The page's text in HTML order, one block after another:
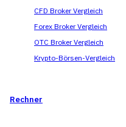
CFD Broker Vergleich
Forex Broker Vergleich
OTC Broker Vergleich
Krypto-Börsen-Vergleich
Rechner